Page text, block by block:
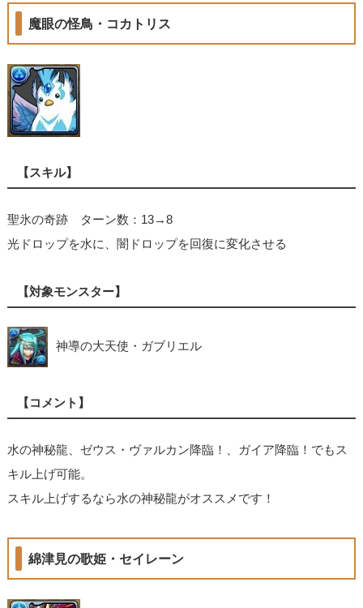
魔眼の怪鳥・コカトリス
【スキル】
聖氷の奇跡 ターン数：13→8
光ドロップを水に、闇ドロップを回復に変化させる
【対象モンスター】
神導の大天使・ガブリエル
【コメント】
水の神秘龍、ゼウス・ヴァルカン降臨！、ガイア降臨！でもス
キル上げ可能。
スキル上げするなら水の神秘龍がオススメです！
綿津見の歌姫・セイレーン